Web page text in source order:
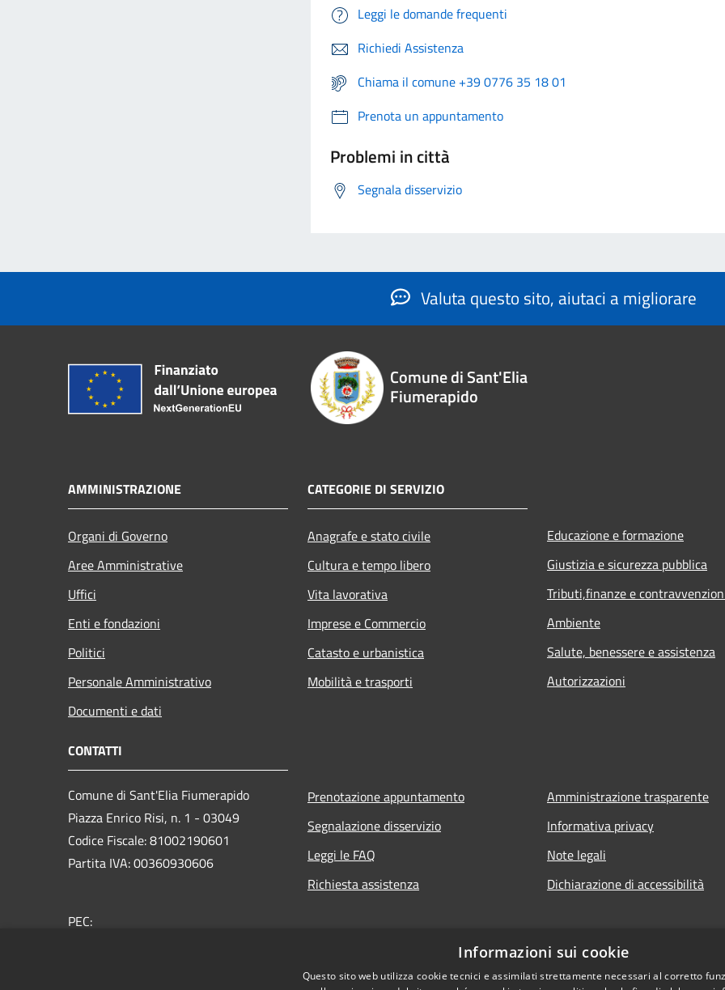
Leggi le domande frequenti
Richiedi Assistenza
Chiama il comune +39 0776 35 18 01
Prenota un appuntamento
Problemi in città
Segnala disservizio
Valuta questo sito, aiutaci a migliorare
Comune di Sant'Elia
Fiumerapido
AMMINISTRAZIONE
Organi di Governo
Aree Amministrative
Uffici
Enti e fondazioni
Politici
Personale Amministrativo
Documenti e dati
CATEGORIE DI SERVIZIO
Anagrafe e stato civile
Cultura e tempo libero
Vita lavorativa
Imprese e Commercio
Catasto e urbanistica
Mobilità e trasporti
Educazione e formazione
Giustizia e sicurezza pubblica
Tributi,finanze e
Ambiente
Salute, benessere e assistenza
Autorizzazioni
CONTATTI
Comune di Sant'Elia Fiumerapido
Piazza Enrico Risi, n. 1 - 03049
Codice Fiscale: 81002190601
Partita IVA: 00360930606
PEC:
Prenotazione appuntamento
Segnalazione disservizio
Leggi le FAQ
Richiesta assistenza
Amministrazione trasparente
Informativa privacy
Note legali
Dichiarazione di accessibilità
Informazioni sui cookie
Questo sito web utilizza cookie tecnici e assimilati strettamente necessari al corretto